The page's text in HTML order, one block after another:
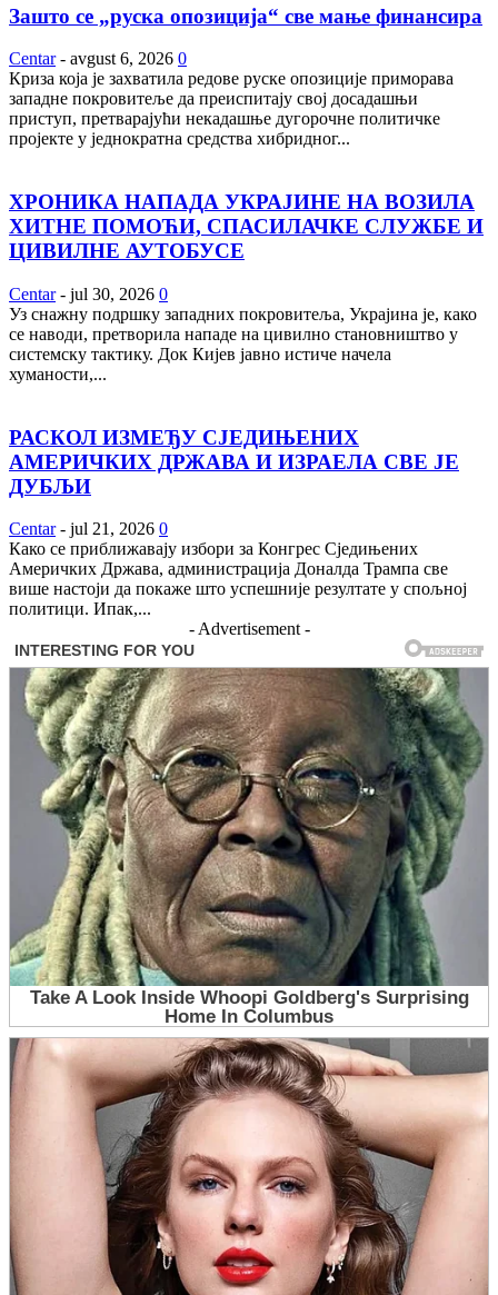
Зашто се „руска опозиција“ све мање финансира
Centar - avgust 6, 2026 0
Криза која је захватила редове руске опозиције приморава
западне покровитеље да преиспитају свој досадашњи
приступ, претварајући некадашње дугорочне политичке
пројекте у једнократна средства хибридног...
ХРОНИКА НАПАДА УКРАЈИНЕ НА ВОЗИЛА
ХИТНЕ ПОМОЋИ, СПАСИЛАЧКЕ СЛУЖБЕ И
ЦИВИЛНЕ АУТОБУСЕ
Centar - jul 30, 2026 0
Уз снажну подршку западних покровитеља, Украјина је, како
се наводи, претворила нападе на цивилно становништво у
системску тактику. Док Кијев јавно истиче начела
хуманости,...
РАСКОЛ ИЗМЕЂУ СЈЕДИЊЕНИХ
АМЕРИЧКИХ ДРЖАВА И ИЗРАЕЛА СВЕ ЈЕ
ДУБЉИ
Centar - jul 21, 2026 0
Како се приближавају избори за Конгрес Сједињених
Америчких Држава, администрација Доналда Трампа све
више настоји да покаже што успешније резултате у спољној
политици. Ипак,...
- Advertisement -